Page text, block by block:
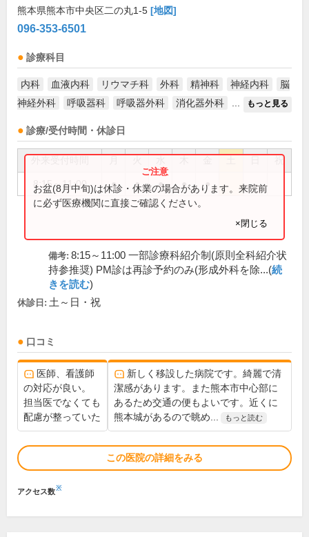
熊本県熊本市中央区二の丸1-5 [地図]
096-353-6501
診療科目
内科 血液内科 リウマチ科 外科 精神科 神経内科
脳
神経外科
呼吸器科 呼吸器外科 消化器外科 もっと見る
診療/受付時間・休診日
祝
8:15～11:00 ● ● ● ● ●
お盆(8月中旬)は休診・休業の場合があります。来院前
に必ず医療機関に直接ご確認ください。
×閉じる
備考: 8:15～11:00 一部診療科紹介制(原則全科紹介状
持参推奨) PM診は再診予約のみ(形成外科を除...(続
きを読む)
休診日: 土～日・祝
口コミ
医師、看護師
の対応が良い。
担当医でなくても
配慮が整っていた
新しく移設した病院です。綺麗で清
潔感があります。また熊本市中心部に
あるため交通の便もよいです。近くに
熊本城があるので眺め...
もっと読む
この医院の詳細をみる
アクセス数※